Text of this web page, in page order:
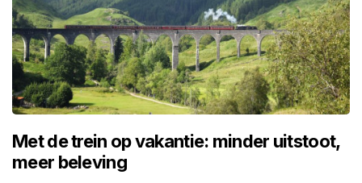
Met de trein op vakantie: minder uitstoot,
meer beleving